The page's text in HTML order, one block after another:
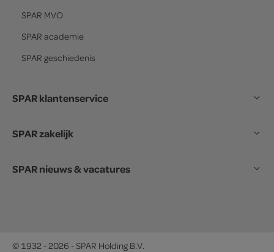
SPAR MVO
SPAR academie
SPAR geschiedenis
SPAR klantenservice
SPAR zakelijk
SPAR nieuws & vacatures
© 1932 - 2026 - SPAR Holding B.V.